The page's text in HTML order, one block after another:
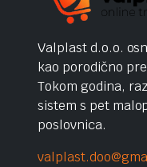
Valplast d.o.o.
kao porodično
Tokom godina,
sistem s pet
poslovnica.